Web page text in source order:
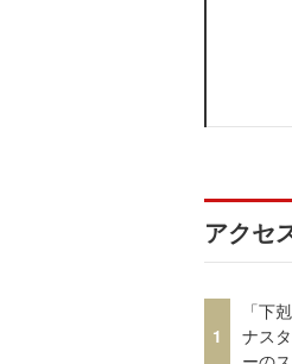
アクセ
1
「下
ナス